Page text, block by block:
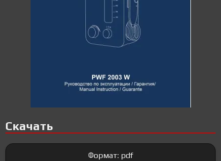
Скачать
Формат: pdf